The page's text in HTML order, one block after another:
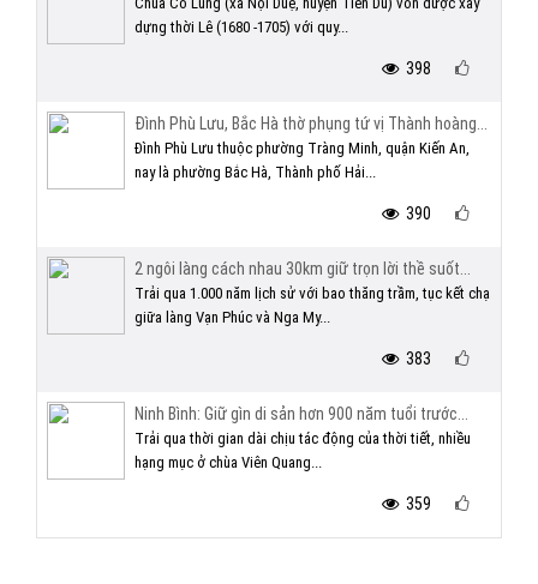
dựng thời Lê (1680 -1705) với quy...
398
Đình Phù Lưu, Bắc Hà thờ phụng tứ vị Thành hoàng...
Đình Phù Lưu thuộc phường Tràng Minh, quận Kiến An,
nay là phường Bắc Hà, Thành phố Hải...
390
2 ngôi làng cách nhau 30km giữ trọn lời thề suốt...
Trải qua 1.000 năm lịch sử với bao thăng trầm, tục kết chạ
giữa làng Vạn Phúc và Nga My...
383
Ninh Bình: Giữ gìn di sản hơn 900 năm tuổi trước...
Trải qua thời gian dài chịu tác động của thời tiết, nhiều
hạng mục ở chùa Viên Quang...
359